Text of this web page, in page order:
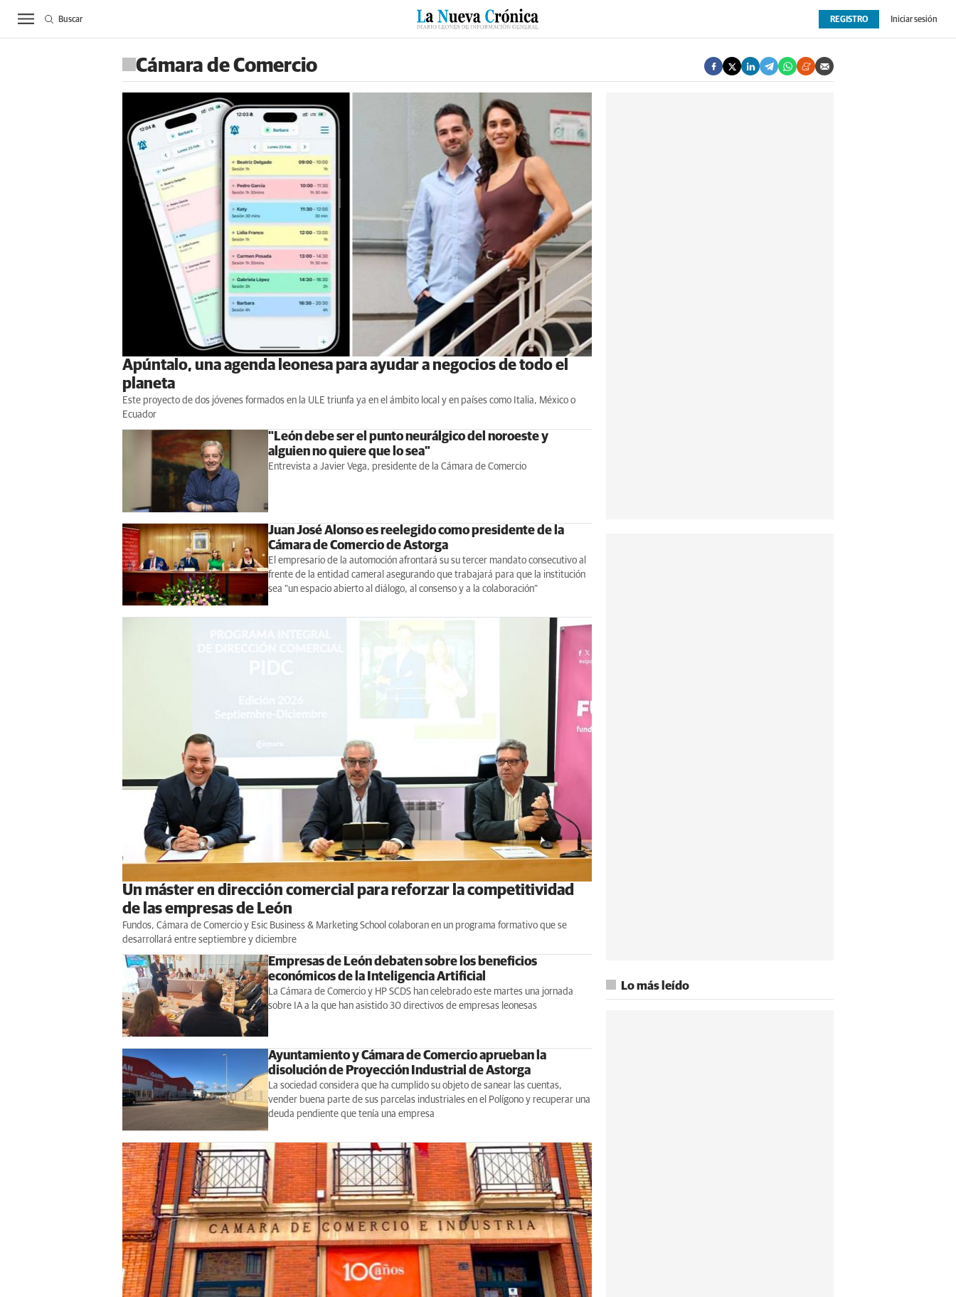
ACTUALIDAD BIERZO SUCESOS CULTURAS ESPECIALES DEPORTES OPINIÓN EXTRAS
REGISTRO Iniciar sesión
Buscar
Cámara de Comercio
Apúntalo, una agenda leonesa para ayudar a negocios de todo el
planeta
Este proyecto de dos jóvenes formados en la ULE triunfa ya en el ámbito local y en países como Italia, México o
Ecuador
"León debe ser el punto neurálgico del noroeste y
alguien no quiere que lo sea"
Entrevista a Javier Vega, presidente de la Cámara de Comercio
Juan José Alonso es reelegido como presidente de la
Cámara de Comercio de Astorga
El empresario de la automoción afrontará su su tercer mandato consecutivo al
frente de la entidad cameral asegurando que trabajará para que la institución
sea “un espacio abierto al diálogo, al consenso y a la colaboración”
Un máster en dirección comercial para reforzar la competitividad
de las empresas de León
Fundos, Cámara de Comercio y Esic Business & Marketing School colaboran en un programa formativo que se
desarrollará entre septiembre y diciembre
Empresas de León debaten sobre los beneficios
económicos de la Inteligencia Artificial
La Cámara de Comercio y HP SCDS han celebrado este martes una jornada
sobre IA a la que han asistido 30 directivos de empresas leonesas
Ayuntamiento y Cámara de Comercio aprueban la
disolución de Proyección Industrial de Astorga
La sociedad considera que ha cumplido su objeto de sanear las cuentas,
vender buena parte de sus parcelas industriales en el Polígono y recuperar una
deuda pendiente que tenía una empresa
Lo más leído